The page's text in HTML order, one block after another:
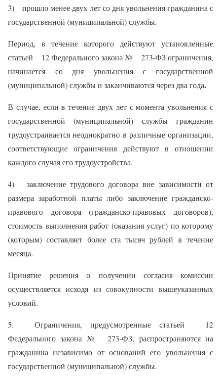
3) прошло менее двух лет со дня увольнения гражданина с
государственной (муниципальной) службы.
Период, в течение которого действуют установленные
статьей 12 Федерального закона № 273-ФЗ ограничения,
начинается со дня увольнения с государственной
(муниципальной) службы и заканчиваются через два года.
В случае, если в течение двух лет с момента увольнения с
государственной (муниципальной) службы гражданин
трудоустраивается неоднократно в различные организации,
соответствующие ограничения действуют в отношении
каждого случая его трудоустройства.
4) заключение трудового договора вне зависимости от
размера заработной платы либо заключение гражданско-
правового договора (гражданско-правовых договоров),
стоимость выполнения работ (оказания услуг) по которому
(которым) составляет более ста тысяч рублей в течение
месяца.
Принятие решения о получении согласия комиссии
осуществляется исходя из совокупности вышеуказанных
условий.
5. Ограничения, предусмотренные статьей 12
Федерального закона № 273-ФЗ, распространяются на
гражданина независимо от оснований его увольнения с
государственной (муниципальной) службы.